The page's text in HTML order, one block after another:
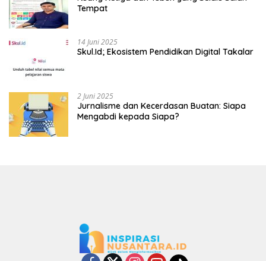
Tempat
14 Juni 2025
Skul.Id; Ekosistem Pendidikan Digital Takalar
2 Juni 2025
Jurnalisme dan Kecerdasan Buatan: Siapa
Mengabdi kepada Siapa?